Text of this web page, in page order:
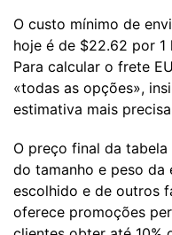
O custo mínimo de
hoje é de $22.62 por
Para calcular o frete
«todas as opções»,
estimativa mais
O preço final da
do tamanho e peso da
escolhido e de outros
oferece promoções